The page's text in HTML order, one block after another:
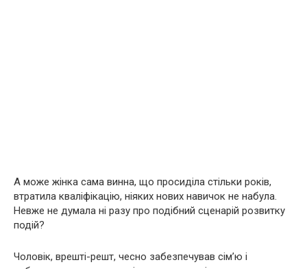
А може жінка сама винна, що просиділа стільки років,
втратила кваліфікацію, ніяких нових навичок не набула.
Невже не думала ні разу про подібний сценарій розвитку
подій?
Чоловік, врешті-решт, чесно забезпечував сім’ю і